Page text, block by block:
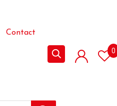
Contact
0